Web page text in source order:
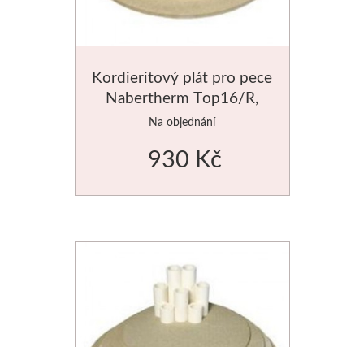
Kordieritový plát pro pece
Nabertherm Top16/R,
průměr 225mm
Na objednání
930 Kč